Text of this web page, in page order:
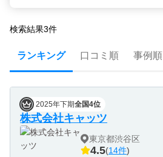
検索結果3件
ランキング 口コミ順 事例順
2025年下期全国4位
株式会社キャッツ
東京都渋谷区
4.5(14件)